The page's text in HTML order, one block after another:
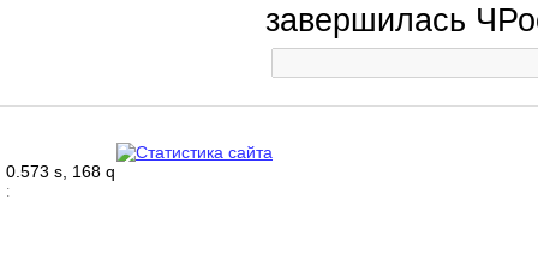
завершилась
0.573 s, 168 q
: